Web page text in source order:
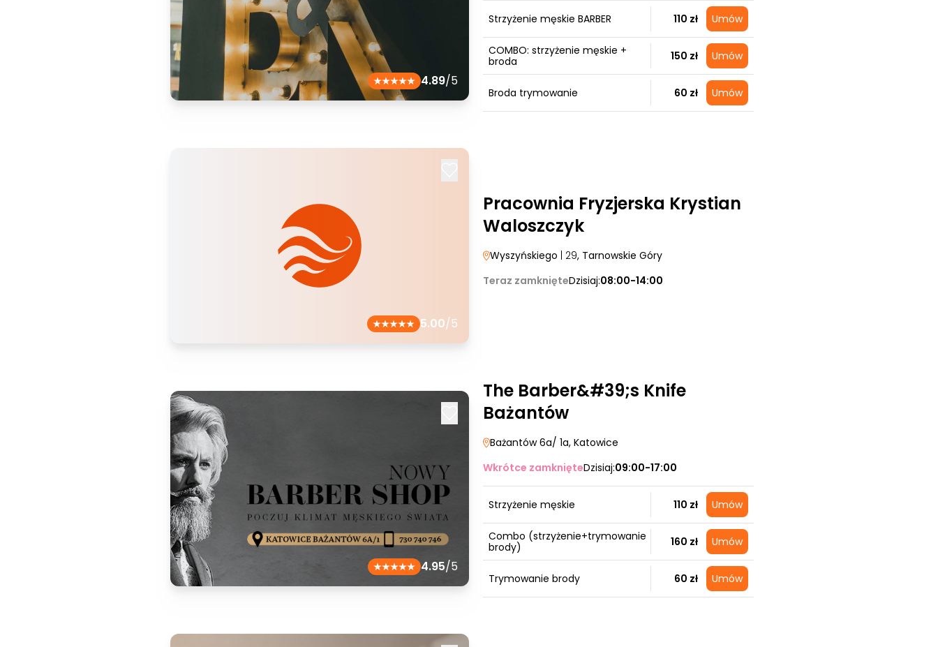
4.89/5
Strzyżenie męskie BARBER 110 zł Umów
COMBO: strzyżenie męskie +
broda
150 zł Umów
Broda trymowanie 60 zł Umów
5.00/5
Pracownia Fryzjerska Krystian
Waloszczyk
Wyszyńskiego | 29, Tarnowskie Góry
Teraz zamknięteDzisiaj:08:00-14:00
4.95/5
The Barber&#39;s Knife
Bażantów
Bażantów 6a/ 1a, Katowice
Wkrótce zamknięteDzisiaj:09:00-17:00
Strzyżenie męskie 110 zł Umów
Combo (strzyżenie+trymowanie
brody)
160 zł Umów
Trymowanie brody 60 zł Umów